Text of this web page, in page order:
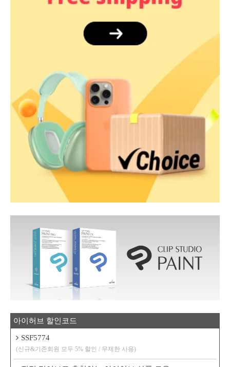
아이허브 할인코드
SSF5774
(신규&기존회원 모두 5% 할인 / 무제한 사용)